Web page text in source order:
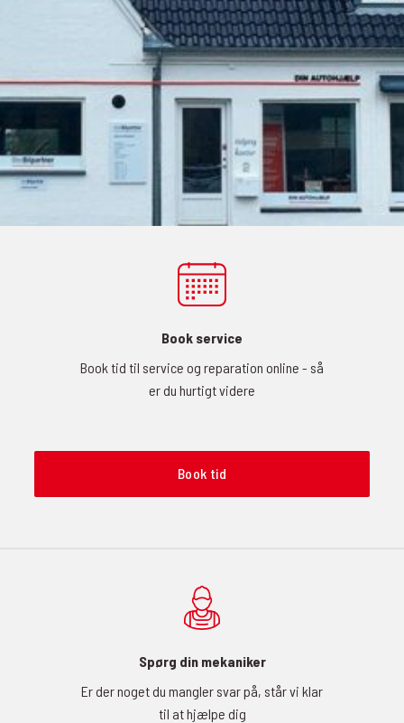
Book service
Book tid til service og reparation online - så
er du hurtigt videre
Book tid
Spørg din mekaniker
Er der noget du mangler svar på, står vi klar
til at hjælpe dig